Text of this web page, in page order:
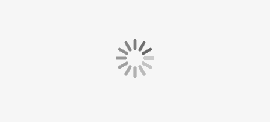
Het golfachtige tractiepatroon bestaat uit een reeks trapsgewijs
geplaatste noppen, waardoor er meer oppervlakte van de Air
Zoom wordt benut en tegelijkertijd de juiste hoeveelheid grip
wordt geboden. De grootste nop is even hoog als de